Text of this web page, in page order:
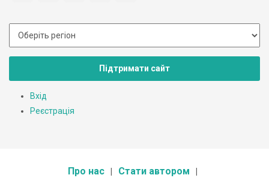
Підтримати сайт
Вхід
Реєстрація
Про нас Стати автором